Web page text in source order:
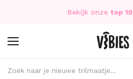
Bekijk onze top 10